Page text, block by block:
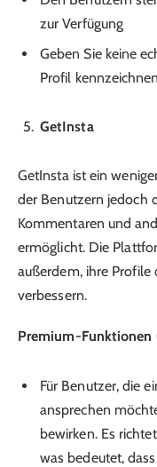
zur Verfügung
Geben Sie keine
Profil kennzeichnen
GetInsta
GetInsta ist ein
der Benutzern jedoch
Kommentaren und
ermöglicht. Die
außerdem, ihre Profile
verbessern.
Premium-Funktionen
Für Benutzer, die
ansprechen
bewirken. Es
was bedeutet,